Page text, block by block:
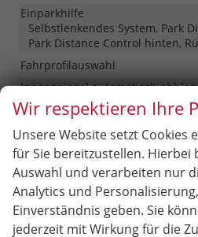
Einparkhilfe
Selbstlenkendes System, Park
Park Distance Control hinten,
Fahrprofilauswahl
Innenspiegel automatisch
Lenkung
Lichttechnik
Lichtsensor, Nebelscheinwerfer,
Rückleuchten, LED-
Pannenhilfe
Start/Stop-Automatik
Zentralverriegelung
Wir respektieren Ihre
Unsere Website setzt Cookies
für Sie bereitzustellen. Hierbei
Auswahl und verarbeiten nur
Analytics und
Einverständnis geben. Sie
jederzeit mit Wirkung für die